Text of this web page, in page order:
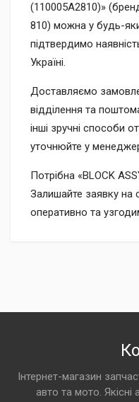
(110005A2810)»
810) можна у будь-
підтвердимо
Україні.
Доставляємо
відділення та
інші зручні способи
уточнюйте у
Потрібна «BLOCK
Залишайте заявку на
оперативно та
Інтернет-магазин
авто та мото. Якісні